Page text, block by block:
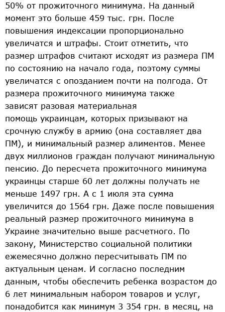
50% от прожиточного минимума. На данный
момент это больше 459 тыс. грн. После
повышения индексации пропорционально
увеличатся и штрафы. Стоит отметить, что
размер штрафов считают исходят из размера ПМ
по состоянию на начало года, поэтому суммы
увеличатся с опозданием почти на полгода. От
размера прожиточного минимума также
зависят разовая материальная
помощь украинцам, которых призывают на
срочную службу в армию (она составляет два
ПМ), и минимальный размер алиментов. Менее
двух миллионов граждан получают минимальную
пенсию. До пересчета прожиточного минимума
украинцы старше 60 лет должны получать не
меньше 1497 грн. А с 1 июля эта сумма
увеличится до 1564 грн. Даже после повышения
реальный размер прожиточного минимума в
Украине значительно выше расчетного. По
закону, Министерство социальной политики
ежемесячно должно пересчитывать ПМ по
актуальным ценам. И согласно последним
данным, чтобы обеспечить ребенка возрастом до
6 лет минимальным набором товаров и услуг,
понадобится как минимум 3 354 грн. в месяц, на